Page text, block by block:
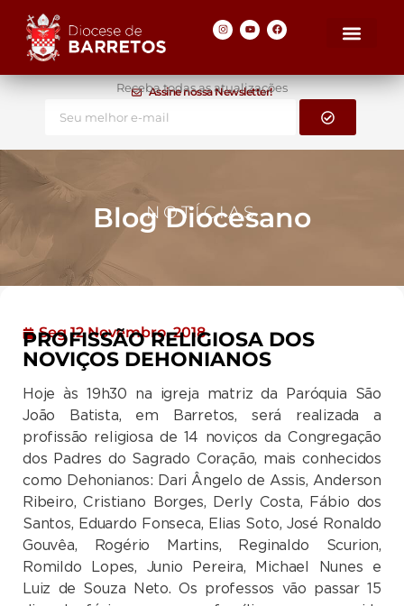
Assine nossa Newsletter!
Receba todas as atualizações
NOTÍCIAS
Blog Diocesano
Seg 12 Novembro, 2018
PROFISSÃO RELIGIOSA DOS
NOVIÇOS DEHONIANOS
Hoje às 19h30 na igreja matriz da Paróquia São
João Batista, em Barretos, será realizada a
profissão religiosa de 14 noviços da Congregação
dos Padres do Sagrado Coração, mais conhecidos
como Dehonianos: Dari Ângelo de Assis, Anderson
Ribeiro, Cristiano Borges, Derly Costa, Fábio dos
Santos, Eduardo Fonseca, Elias Soto, José Ronaldo
Gouvêa, Rogério Martins, Reginaldo Scurion,
Romildo Lopes, Junio Pereira, Michael Nunes e
Luiz de Souza Neto. Os professos vão passar 15